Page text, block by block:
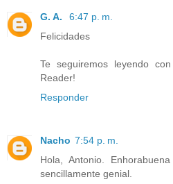
G. A.
6:47 p. m.
Felicidades
Te seguiremos leyendo
Reader!
Responder
Nacho 7:54 p. m.
Hola, Antonio.
sencillamente genial.